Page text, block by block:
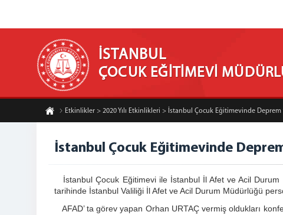
İSTANBUL
ÇOCUK EĞİTİMEVİ
Etkinlikler > 2020 Yılı Etkinlikleri > İstanbul Çocuk Eğitimevinde
İstanbul Çocuk Eğitimevinde
İstanbul Çocuk Eğitimevi ile İstanbul İl Afet ve Acil Durum
tarihinde İstanbul Valiliği İl Afet ve Acil Durum Müdürlüğü
AFAD’ ta görev yapan Orhan URTAÇ vermiş oldukları